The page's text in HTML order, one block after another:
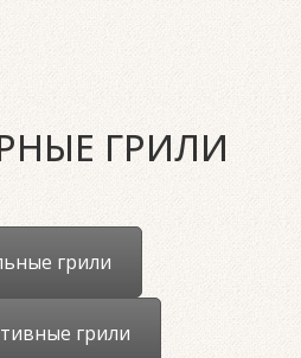
ГРИЛИ
грили
грили